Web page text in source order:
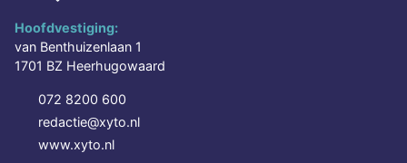
Hoofdvestiging:
van Benthuizenlaan 1
1701 BZ Heerhugowaard
072 8200 600
redactie@xyto.nl
www.xyto.nl